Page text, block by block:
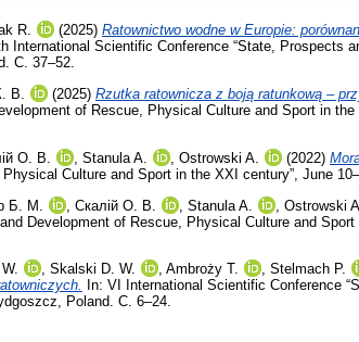
R. (2025) Ratownictwo wodne w Europie:
International Scientific Conference “State, Prospects
С. 37–52.
В. (2025) Rzutka ratownicza z boją ratunkową –
of Rescue, Physical Culture and Sport in
О. В. Stanula A. Ostrowski A. (2022)
Culture and Sport in the XXI century”, June
Б. М. Скалій О. В. Stanula A. Ostrowski A.
Development of Rescue, Physical Culture and
, Skalski D. W. , Ambroży T. , Stelmach P.
In: VI International Scientific Conference
Poland. С. 6–24.